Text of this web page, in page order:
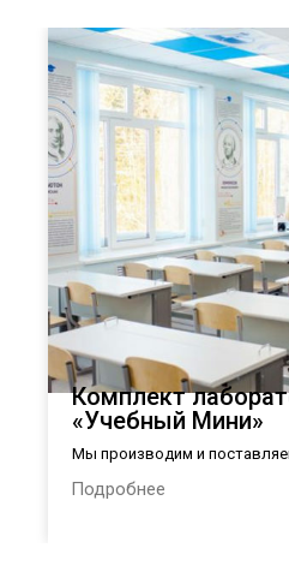
Комплект
«Учебный Мини»
Мы производим и
лабораторной мебели в
Подробнее